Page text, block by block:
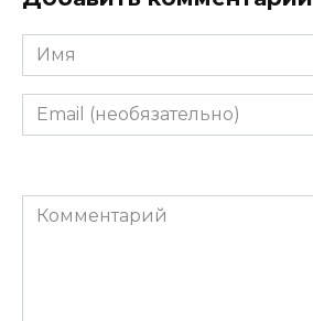
Имя
Email
(необязательно)
Комментарий